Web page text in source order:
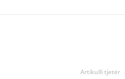
Artikulli tjetër